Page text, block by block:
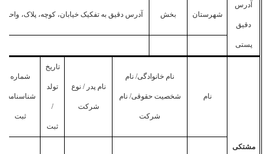
آدرس
دقیق
پستی
شهرستان بخش آدرس دقیق به تفکیک خیابان، کوچه، پلاک، واحد
مشتکی
نام
نام خانوادگی/ نام
شخصیت حقوقی/ نام
شرکت
نام پدر / نوع
شرکت
تاریخ
تولد
/
ثبت
شماره
شناسنامه/
ثبت